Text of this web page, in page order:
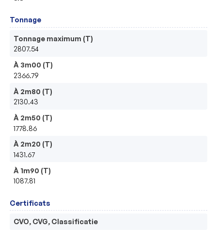
Tonnage
Tonnage maximum (T)
2807.54
À 3m00 (T)
2366.79
À 2m80 (T)
2130.43
À 2m50 (T)
1778.86
À 2m20 (T)
1431.67
À 1m90 (T)
1087.81
Certificats
CVO, CVG, Classificatie